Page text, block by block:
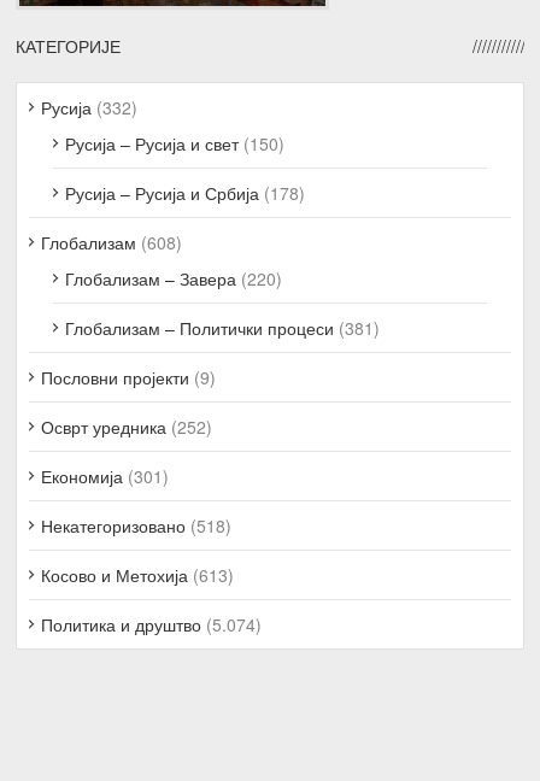
КАТЕГОРИЈЕ
Русија (332)
Русија – Русија и свет(150)
Русија – Русија и Србија (178)
Глобализам (608)
Глобализам – Завера (220)
Глобализам – Политички процеси (381)
Пословни пројекти (9)
Осврт уредника (252)
Економија (301)
Некатегоризовано (518)
Косово и Метохија (613)
Политика и друштво (5.074)